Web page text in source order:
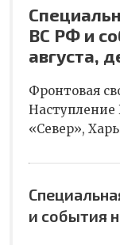
ВС РФ и
августа,
Фронтовая
Наступление
«Север»,
и события